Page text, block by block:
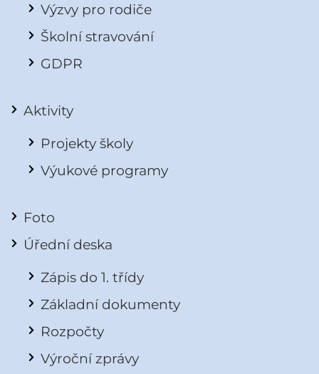
Výzvy pro rodiče
Školní stravování
GDPR
Aktivity
Projekty školy
Výukové programy
Foto
Úřední deska
Zápis do 1. třídy
Základní dokumenty
Rozpočty
Výroční zprávy